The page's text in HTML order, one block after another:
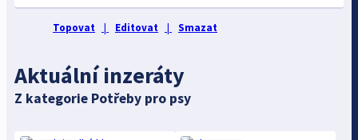
Topovat | Editovat | Smazat
Aktuální inzeráty
Z kategorie Potřeby pro psy